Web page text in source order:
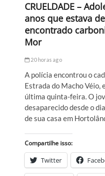
CRUELDADE –
anos que estava
encontrado
Mor
20 horas ago
A polícia encontrou o
Estrada do Macho Véio,
última quinta-feira. O
desaparecido desde o
de sua casa em
Compartilhe isso:
Twitter